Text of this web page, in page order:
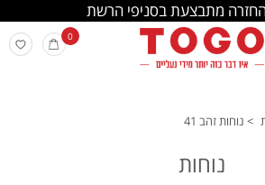
מתבצעת בסניפי הרשת
0
> נוחות זהב 41
נוחות